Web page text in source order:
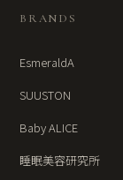
BRANDS
EsmeraldA
SUUSTON
Baby ALICE
睡眠美容研究所